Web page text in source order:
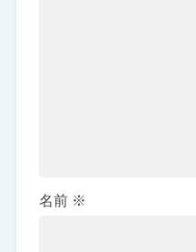
名前 ※